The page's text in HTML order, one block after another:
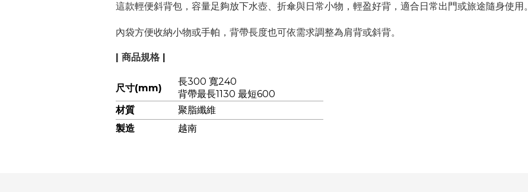
這款輕便斜背包，容量足夠放下水壺、折傘與日常小物，輕盈好背，適合日常出門或旅途隨身使用。
內袋方便收納小物或手帕，背帶長度也可依需求調整為肩背或斜背。
| 商品規格 |
尺寸(mm)
長300 寬240
背帶最長1130 最短600
材質
聚脂纖維
製造
越南